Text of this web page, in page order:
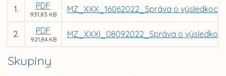
Skupiny
1. PDF
931,83 KB
MZ_XXX_16062022_Správa o výsledkoch
2. PDF
921,84 KB
MZ_XXXI_08092022_Správa o